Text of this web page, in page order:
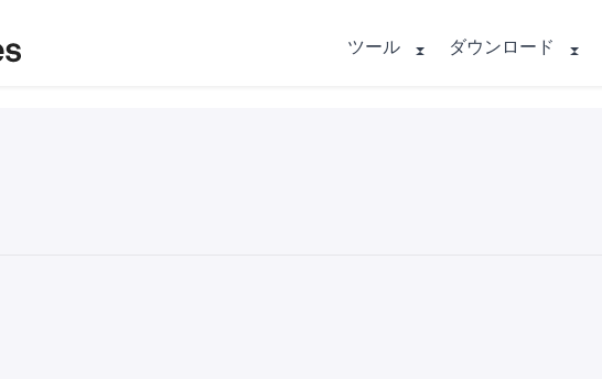
ツール ダウンロード